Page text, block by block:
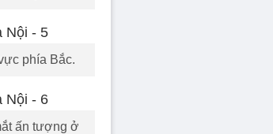
phía Bắc.
ấn tượng ở